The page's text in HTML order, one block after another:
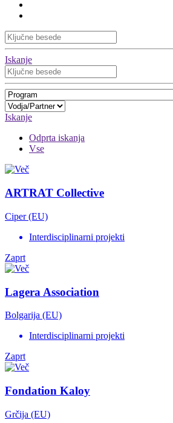
Iskanje
Iskanje
Odprta iskanja
Vse
ARTRAT Collective
Ciper (EU)
Interdisciplinarni projekti
Zaprt
Lagera Association
Bolgarija (EU)
Interdisciplinarni projekti
Zaprt
Fondation Kaloy
Grčija (EU)